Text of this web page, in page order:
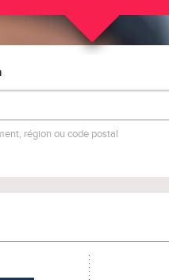
région ou code postal